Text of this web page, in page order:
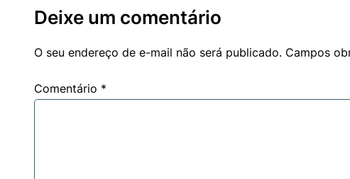
Deixe um comentário
O seu endereço de e-mail não será publicado. Campos
Comentário *